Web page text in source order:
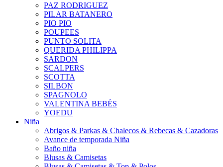
PAZ RODRIGUEZ
PILAR BATANERO
PIO PIO
POUPEES
PUNTO SOLITA
QUERIDA PHILIPPA
SARDON
SCALPERS
SCOTTA
SILBON
SPAGNOLO
VALENTINA BEBÉS
YOEDU
Niña
Abrigos & Parkas & Chalecos & Rebecas & Cazadoras
Avance de temporada Niña
Baño niña
Blusas & Camisetas